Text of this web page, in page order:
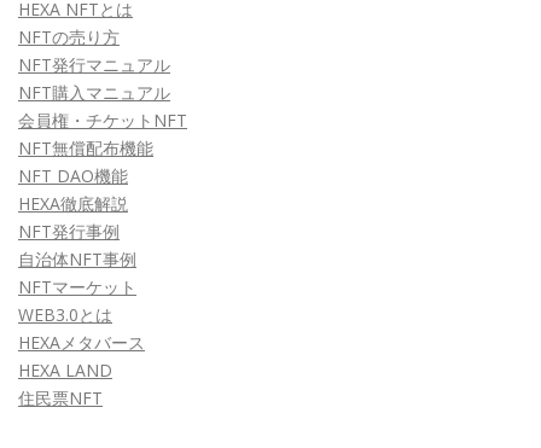
HEXA NFTとは
NFTの売り方
NFT発行マニュアル
NFT購入マニュアル
会員権・チケットNFT
NFT無償配布機能
NFT DAO機能
HEXA徹底解説
NFT発行事例
自治体NFT事例
NFTマーケット
WEB3.0とは
HEXAメタバース
HEXA LAND
住民票NFT